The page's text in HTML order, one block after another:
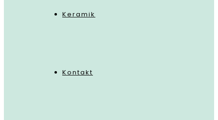
Keramik
Kontakt